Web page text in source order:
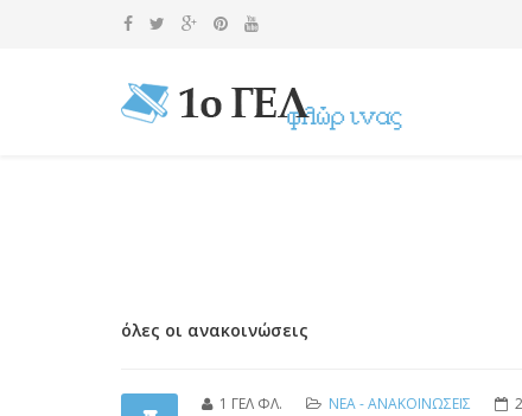
όλες οι ανακοινώσεις
1 ΓΕΛ ΦΛ. ΝΕΑ - ΑΝΑΚΟΙΝΩΣΕΙΣ